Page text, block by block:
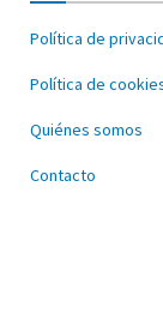
Política de
Política de
Quiénes somos
Contacto